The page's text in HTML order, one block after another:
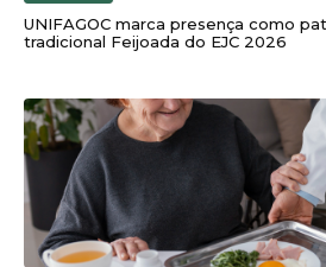
UNIFAGOC marca presença como
tradicional Feijoada do EJC 2026